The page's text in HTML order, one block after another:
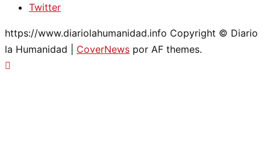
Twitter
https://www.diariolahumanidad.info Copyright © Diario
la Humanidad
CoverNews por AF themes.